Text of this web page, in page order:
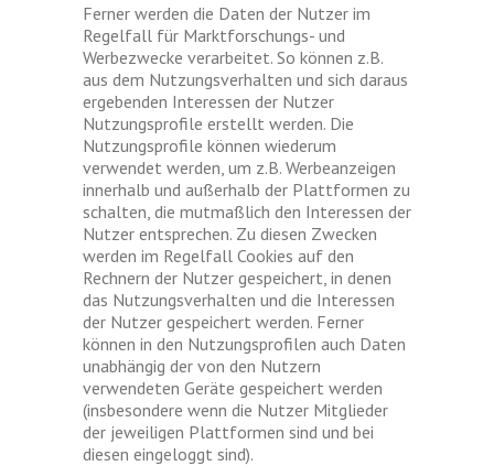
Ferner werden die Daten der Nutzer im
Regelfall für Marktforschungs- und
Werbezwecke verarbeitet. So können z.B.
aus dem Nutzungsverhalten und sich daraus
ergebenden Interessen der Nutzer
Nutzungsprofile erstellt werden. Die
Nutzungsprofile können wiederum
verwendet werden, um z.B. Werbeanzeigen
innerhalb und außerhalb der Plattformen zu
schalten, die mutmaßlich den Interessen der
Nutzer entsprechen. Zu diesen Zwecken
werden im Regelfall Cookies auf den
Rechnern der Nutzer gespeichert, in denen
das Nutzungsverhalten und die Interessen
der Nutzer gespeichert werden. Ferner
können in den Nutzungsprofilen auch Daten
unabhängig der von den Nutzern
verwendeten Geräte gespeichert werden
(insbesondere wenn die Nutzer Mitglieder
der jeweiligen Plattformen sind und bei
diesen eingeloggt sind).